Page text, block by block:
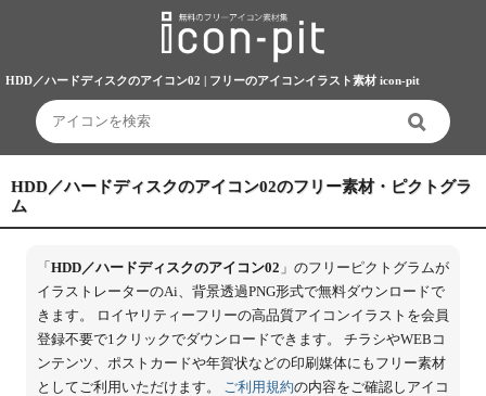
HDD／ハードディスクのアイコン02 | フリーのアイコンイラスト素材 icon-pit
HDD／ハードディスクのアイコン02のフリー素材・ピクトグラ
ム
「 HDD／ハードディスクのアイコン02 」のフリーピクトグラムが
イラストレーターのAi、背景透過PNG形式で無料ダウンロードで
きます。 ロイヤリティーフリーの高品質アイコンイラストを会員
登録不要で1クリックでダウンロードできます。 チラシやWEBコ
ンテンツ、ポストカードや年賀状などの印刷媒体にもフリー素材
としてご利用いただけます。 ご利用規約の内容をご確認しアイコ